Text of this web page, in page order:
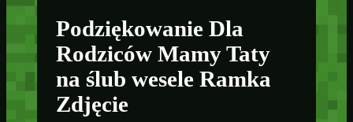
Podziękowanie Dla
Rodziców Mamy Taty
na ślub wesele Ramka
Zdjęcie